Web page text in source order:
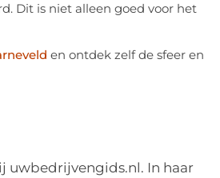
Dit is niet alleen goed voor het
en ontdek zelf de sfeer en
uwbedrijvengids.nl. In haar